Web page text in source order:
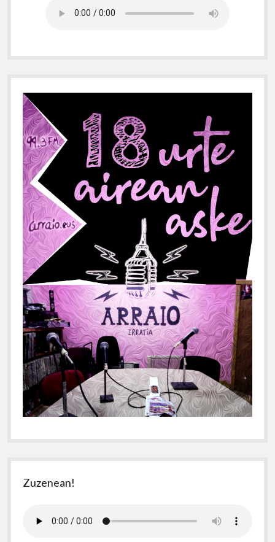
Zuzenean!